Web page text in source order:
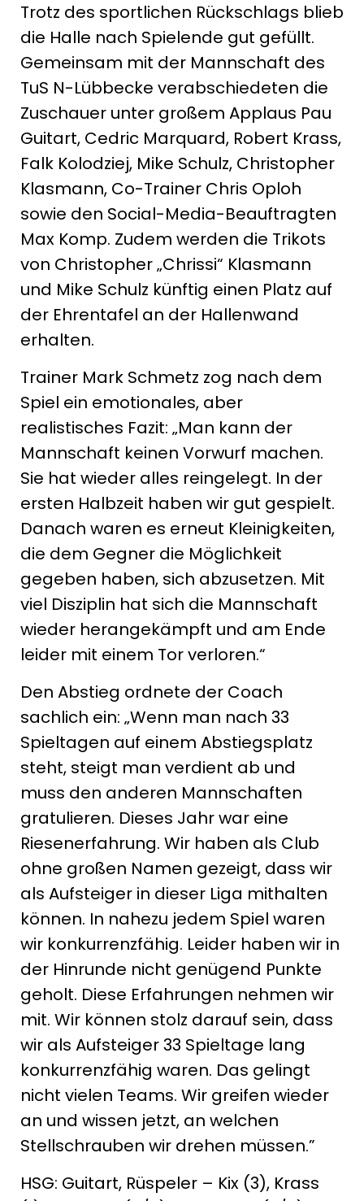
Trotz des sportlichen Rückschlags blieb
die Halle nach Spielende gut gefüllt.
Gemeinsam mit der Mannschaft des
TuS N-Lübbecke verabschiedeten die
Zuschauer unter großem Applaus Pau
Guitart, Cedric Marquard, Robert Krass,
Falk Kolodziej, Mike Schulz, Christopher
Klasmann, Co-Trainer Chris Oploh
sowie den Social-Media-Beauftragten
Max Komp. Zudem werden die Trikots
von Christopher „Chrissi“ Klasmann
und Mike Schulz künftig einen Platz auf
der Ehrentafel an der Hallenwand
erhalten.
Trainer Mark Schmetz zog nach dem
Spiel ein emotionales, aber
realistisches Fazit: „Man kann der
Mannschaft keinen Vorwurf machen.
Sie hat wieder alles reingelegt. In der
ersten Halbzeit haben wir gut gespielt.
Danach waren es erneut Kleinigkeiten,
die dem Gegner die Möglichkeit
gegeben haben, sich abzusetzen. Mit
viel Disziplin hat sich die Mannschaft
wieder herangekämpft und am Ende
leider mit einem Tor verloren.“
Den Abstieg ordnete der Coach
sachlich ein: „Wenn man nach 33
Spieltagen auf einem Abstiegsplatz
steht, steigt man verdient ab und
muss den anderen Mannschaften
gratulieren. Dieses Jahr war eine
Riesenerfahrung. Wir haben als Club
ohne großen Namen gezeigt, dass wir
als Aufsteiger in dieser Liga mithalten
können. In nahezu jedem Spiel waren
wir konkurrenzfähig. Leider haben wir in
der Hinrunde nicht genügend Punkte
geholt. Diese Erfahrungen nehmen wir
mit. Wir können stolz darauf sein, dass
wir als Aufsteiger 33 Spieltage lang
konkurrenzfähig waren. Das gelingt
nicht vielen Teams. Wir greifen wieder
an und wissen jetzt, an welchen
Stellschrauben wir drehen müssen.”
HSG: Guitart, Rüspeler – Kix (3), Krass